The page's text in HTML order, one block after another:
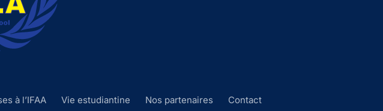
à l’IFAA Vie estudiantine Nos partenaires Contact